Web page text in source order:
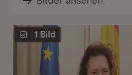
1 Bild